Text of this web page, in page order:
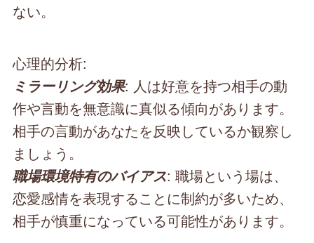
ない。
心理的分析:
ミラーリング効果: 人は好意を持つ相手の動
作や言動を無意識に真似る傾向があります。
相手の言動があなたを反映しているか観察し
ましょう。
職場環境特有のバイアス: 職場という場は、
恋愛感情を表現することに制約が多いため、
相手が慎重になっている可能性があります。